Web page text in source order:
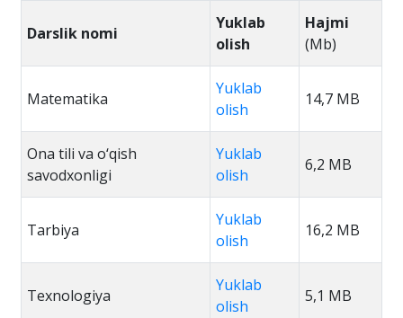
Darslik nomi
Yuklab
olish
Hajmi
(Mb)
Matematika
Yuklab
olish
14,7 MB
Ona tili va o‘qish
savodxonligi
Yuklab
olish
6,2 MB
Tarbiya
Yuklab
olish
16,2 MB
Texnologiya
Yuklab
olish
5,1 MB